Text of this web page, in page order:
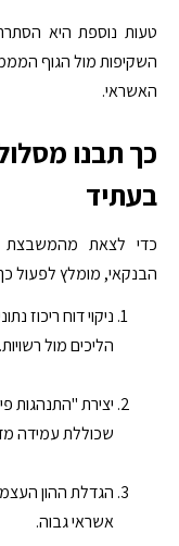
טעות נוספת היא
השקיפות מול הגוף
האשראי.
כך תבנו
בעתיד
כדי לצאת
הבנקאי, מומלץ לפעול
ניקוי דוח ריכוז
הליכים מול רשויות.
שכוללת עמידה
הגדלת ההון
אשראי גבוה.